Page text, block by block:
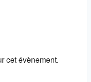
cet évènement.